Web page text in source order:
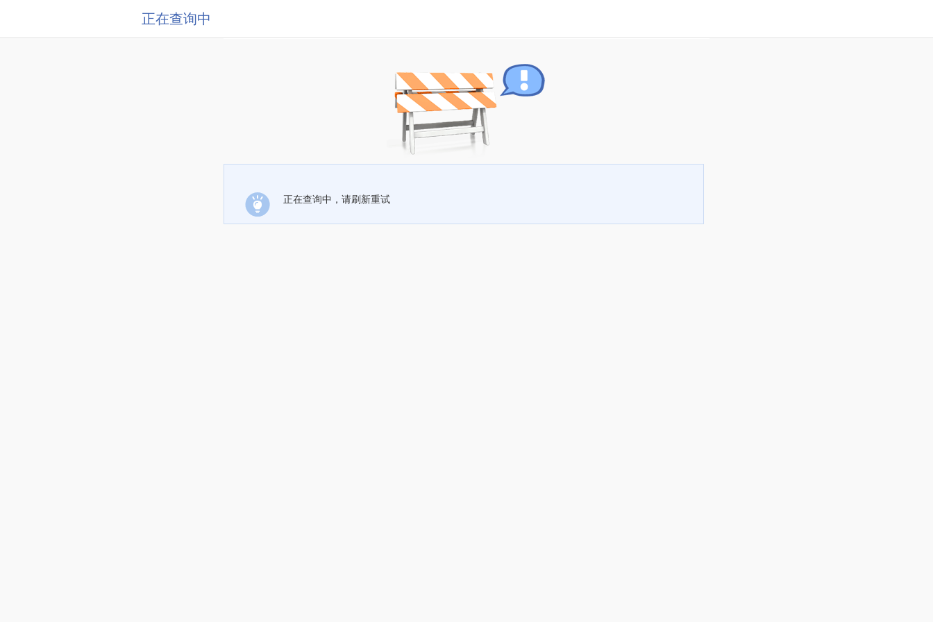
正在查询中
正在查询中，请刷新重试